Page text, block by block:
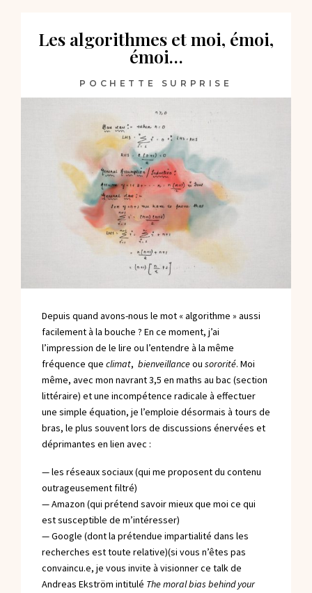
Les algorithmes et moi, émoi,
émoi…
POCHETTE SURPRISE
Depuis quand avons-nous le mot « algorithme » aussi
facilement à la bouche ? En ce moment, j’ai
l’impression de le lire ou l’entendre à la même
fréquence que climat, bienveillanceou sororité. Moi
même, avec mon navrant 3,5 en maths au bac (section
littéraire) et une incompétence radicale à effectuer
une simple équation, je l’emploie désormais à tours de
bras, le plus souvent lors de discussions énervées et
déprimantes en lien avec :
— les réseaux sociaux (qui me proposent du contenu
outrageusement filtré)
— Amazon (qui prétend savoir mieux que moi ce qui
est susceptible de m’intéresser)
— Google (dont la prétendue impartialité dans les
recherches est toute relative)(si vous n’êtes pas
convaincu.e, je vous invite à visionner ce talk de
Andreas Ekström intitulé The moral bias behind your